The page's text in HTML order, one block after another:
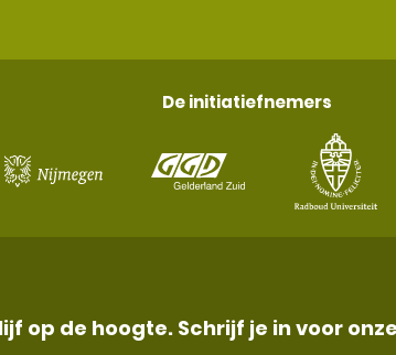
De initiatiefnemers
op de hoogte. Schrijf je in voor